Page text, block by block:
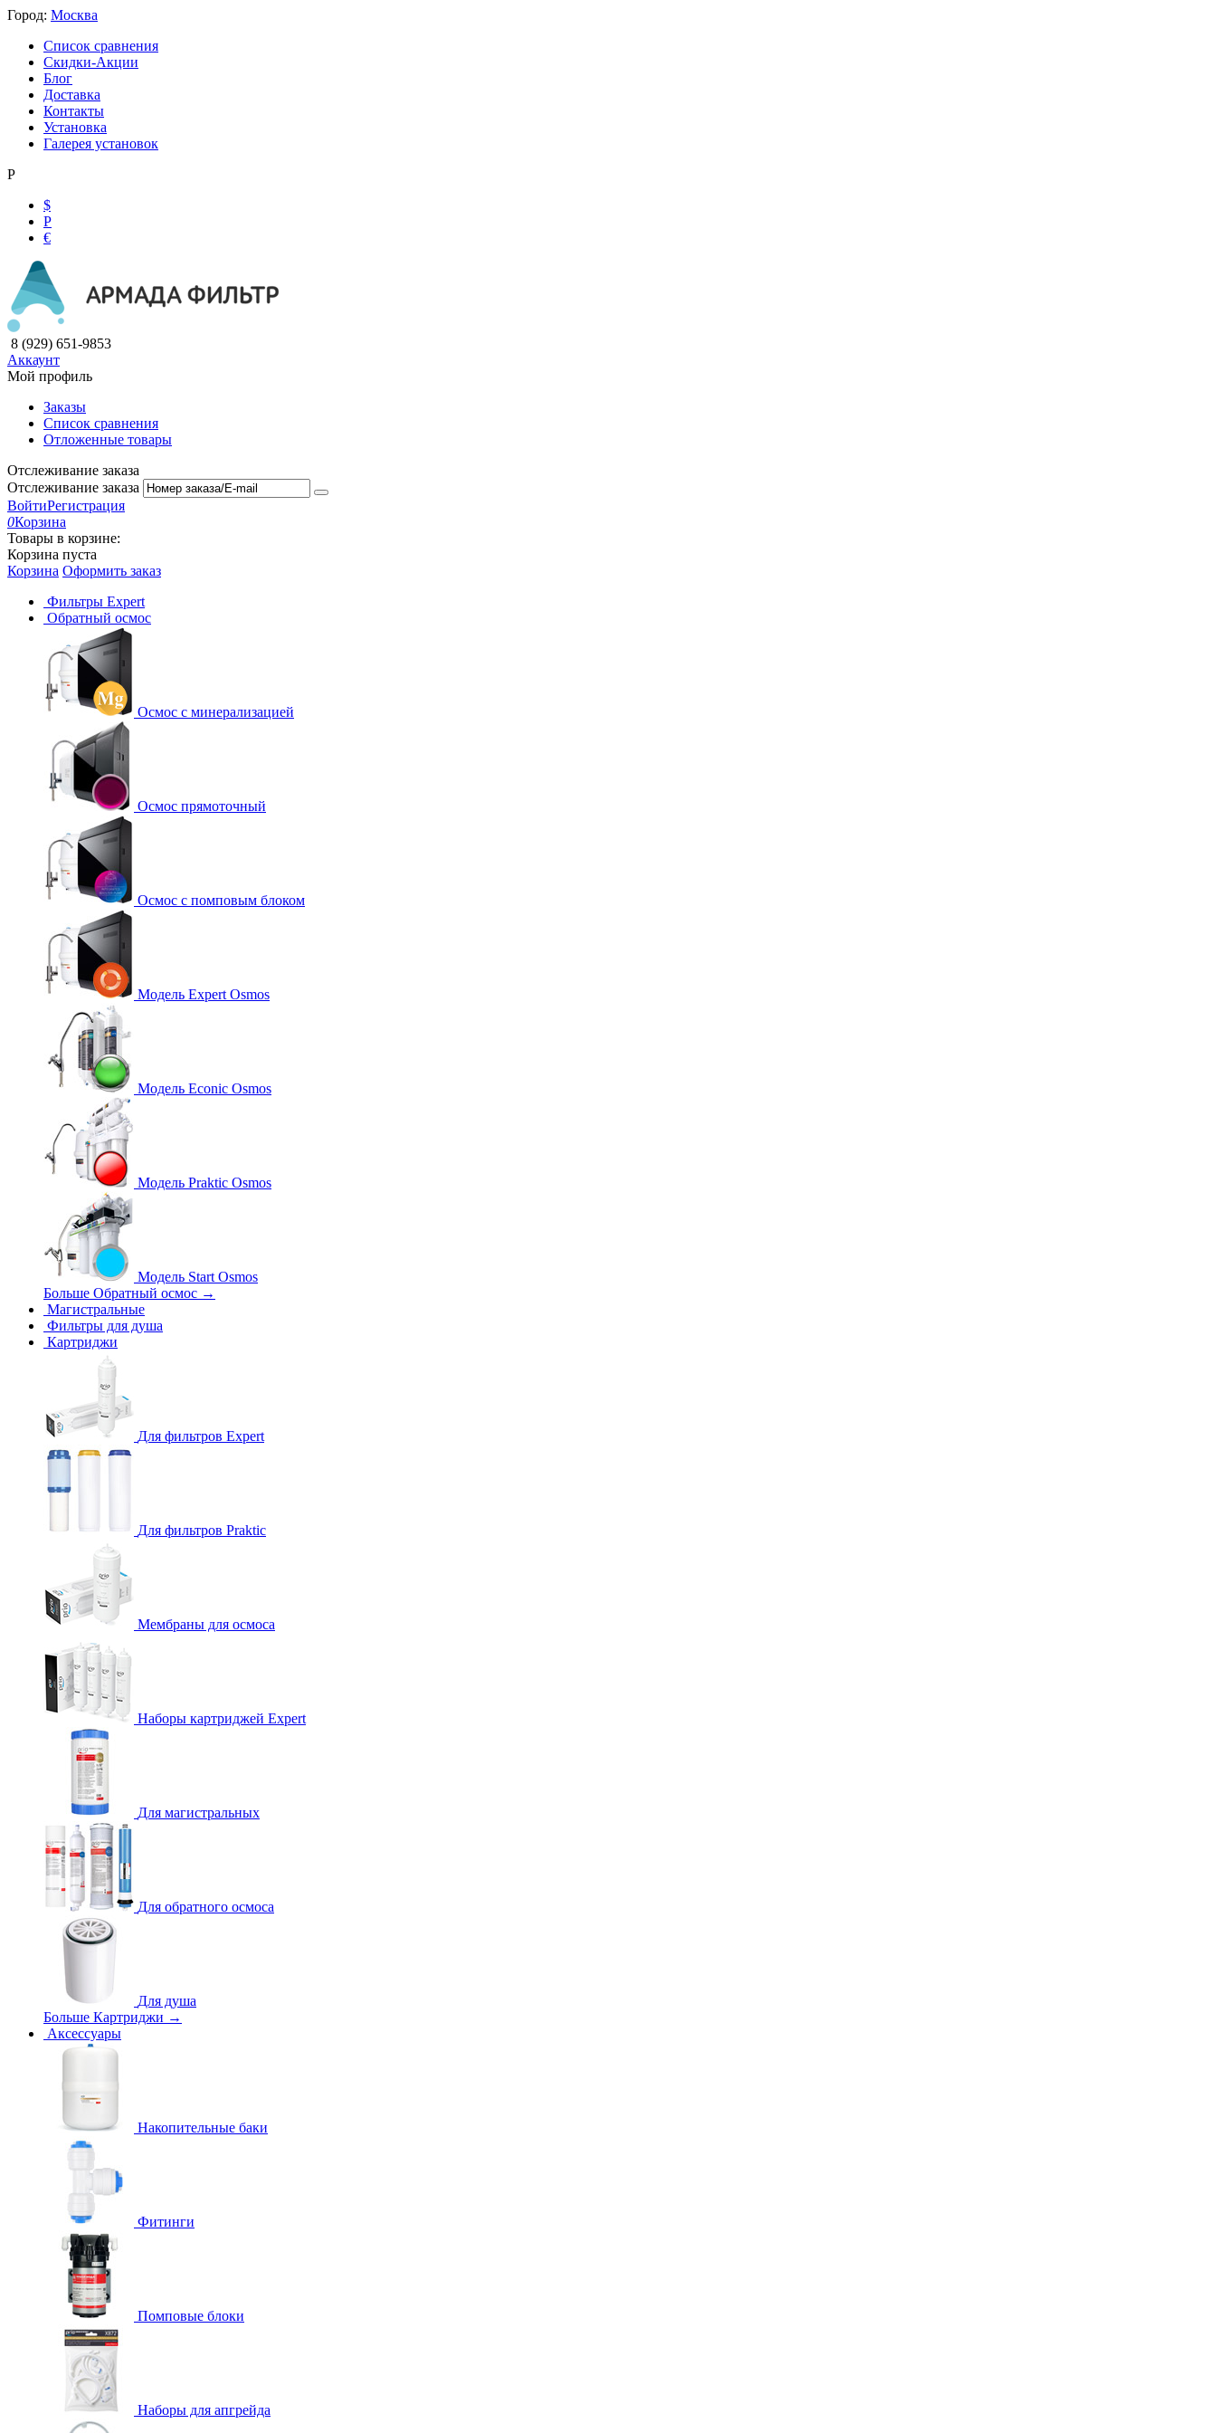
Город: Москва
Список сравнения
Скидки-Акции
Блог
Доставка
Контакты
Установка
Галерея установок
Р
$
Р
€
8 (929) 651-9853
Аккаунт
Мой профиль
Заказы
Список сравнения
Отложенные товары
Отслеживание заказа
Отслеживание заказа
ВойтиРегистрация
0Корзина
Товары в корзине:
Корзина пуста
Корзина Оформить заказ
Фильтры Expert
Обратный осмос
Осмос с минерализацией
Осмос прямоточный
Осмос с помповым блоком
Модель Expert Osmos
Модель Econic Osmos
Модель Praktic Osmos
Модель Start Osmos
Больше Обратный осмос →
Магистральные
Фильтры для душа
Картриджи
Для фильтров Expert
Для фильтров Praktic
Мембраны для осмоса
Наборы картриджей Expert
Для магистральных
Для обратного осмоса
Для душа
Больше Картриджи →
Аксессуары
Накопительные баки
Фитинги
Помповые блоки
Наборы для апгрейда